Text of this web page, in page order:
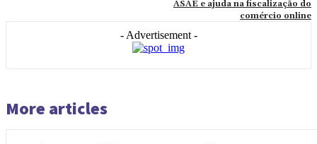
ASAE e ajuda na fiscalização do
comércio online
- Advertisement -
More articles